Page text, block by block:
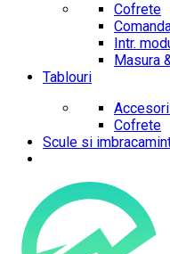
Cofrete
Intr.
Masura
Tablouri
Cofrete
Scule si